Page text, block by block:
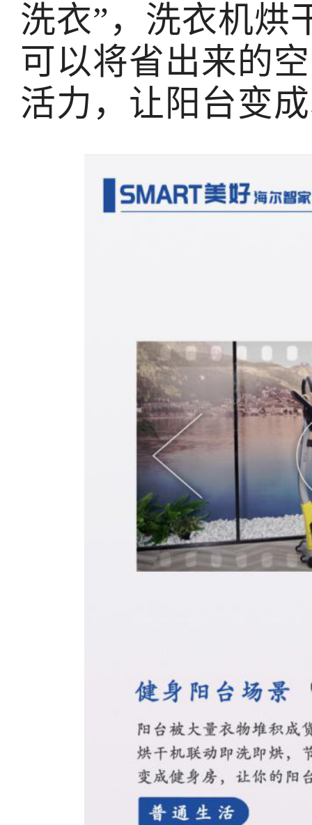
洗衣”，洗衣机烘
可以将省出来的
活力，让阳台变